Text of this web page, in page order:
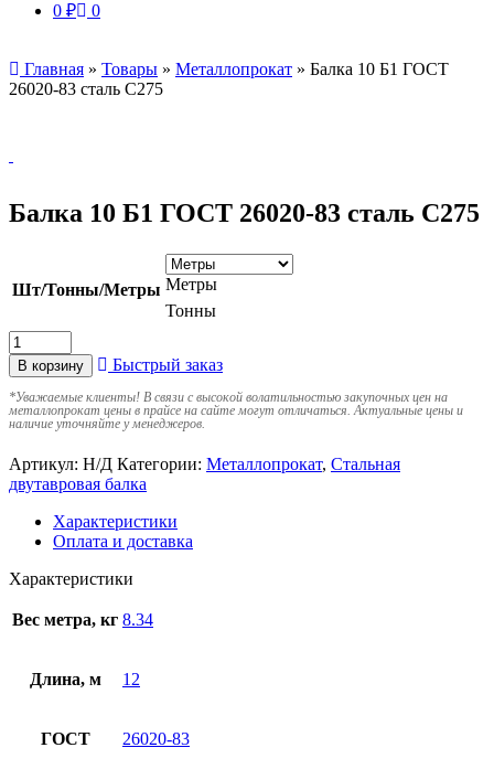
0 ₽ 0
Главная » Товары » Металлопрокат » Балка 10 Б1 ГОСТ
26020-83 сталь С275
Балка 10 Б1 ГОСТ 26020-83 сталь С275
Шт/Тонны/Метры Метры
Тонны
В корзину Быстрый заказ
*Уважаемые клиенты! В связи с высокой волатильностью закупочных цен на
металлопрокат цены в прайсе на сайте могут отличаться. Актуальные цены и
наличие уточняйте у менеджеров.
Артикул: Н/Д Категории: Металлопрокат, Стальная
двутавровая балка
Характеристики
Оплата и доставка
Характеристики
Вес метра, кг 8.34
Длина, м 12
ГОСТ 26020-83